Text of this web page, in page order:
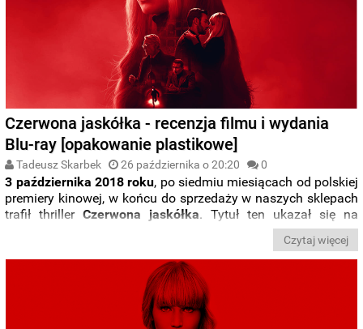
Czerwona jaskółka - recenzja filmu i wydania
Blu-ray [opakowanie plastikowe]
Tadeusz Skarbek 26 października o 20:20 0
3 października 2018 roku, po siedmiu miesiącach od polskiej
premiery kinowej, w końcu do sprzedaży w naszych sklepach
trafił thrillerCzerwona jaskółka. Tytuł ten ukazał się na
opakowanie plastikowei
opakowanie plastikowei
steelbook). Poniżej recenzja edycji podstawowej na
niebieskim krążku. Zapraszamy do lektury.
Czytaj więcej